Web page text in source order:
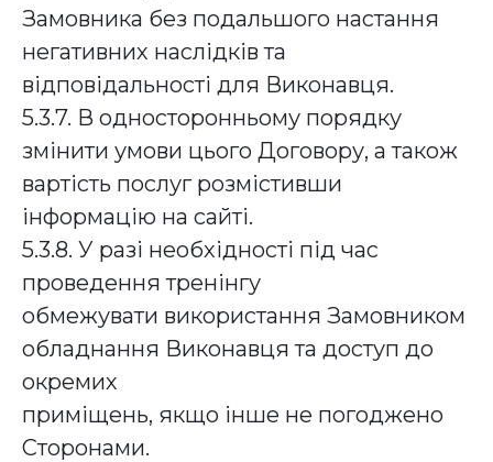
Замовника без подальшого настання
негативних наслідків та
відповідальності для Виконавця.
5.3.7. В односторонньому порядку
змінити умови цього Договору, а також
вартість послуг розмістивши
інформацію на сайті.
5.3.8. У разі необхідності під час
проведення тренінгу
обмежувати використання Замовником
обладнання Виконавця та доступ до
окремих
приміщень, якщо інше не погоджено
Сторонами.